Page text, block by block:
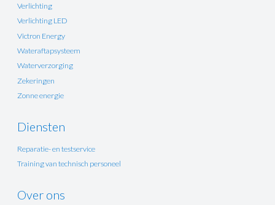
Verlichting
Verlichting LED
Victron Energy
Wateraftapsysteem
Waterverzorging
Zekeringen
Zonne energie
Diensten
Reparatie- en testservice
Training van technisch personeel
Over ons